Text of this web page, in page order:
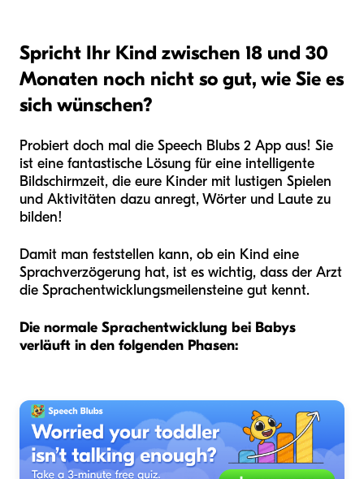
Spricht Ihr Kind zwischen 18 und 30
Monaten noch nicht so gut, wie Sie es
sich wünschen?
Probiert doch mal die Speech Blubs 2 App aus! Sie
ist eine fantastische Lösung für eine intelligente
Bildschirmzeit, die eure Kinder mit lustigen Spielen
und Aktivitäten dazu anregt, Wörter und Laute zu
bilden!
Damit man feststellen kann, ob ein Kind eine
Sprachverzögerung hat, ist es wichtig, dass der Arzt
die Sprachentwicklungsmeilensteine gut kennt.
Die normale Sprachentwicklung bei Babys
verläuft in den folgenden Phasen: